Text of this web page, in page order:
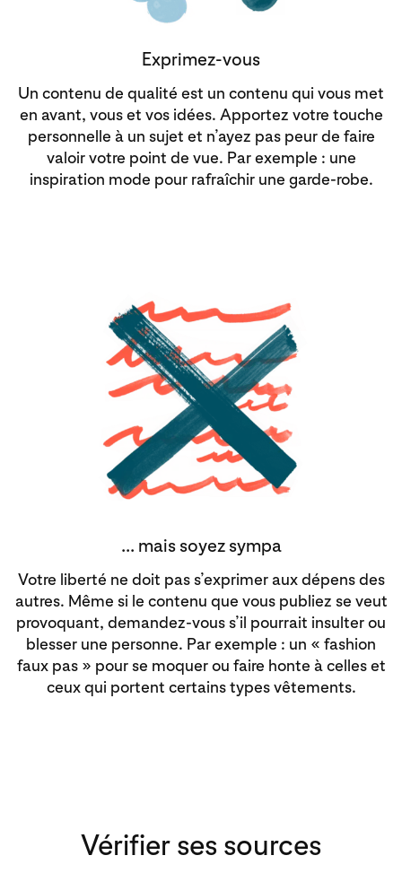
Exprimez-vous
Un contenu de qualité est un contenu qui vous met
en avant, vous et vos idées. Apportez votre touche
personnelle à un sujet et n’ayez pas peur de faire
valoir votre point de vue. Par exemple : une
inspiration mode pour rafraîchir une garde-robe.
... mais soyez sympa
Votre liberté ne doit pas s’exprimer aux dépens des
autres. Même si le contenu que vous publiez se veut
provoquant, demandez-vous s’il pourrait insulter ou
blesser une personne. Par exemple : un « fashion
faux pas » pour se moquer ou faire honte à celles et
ceux qui portent certains types vêtements.
Vérifier ses sources